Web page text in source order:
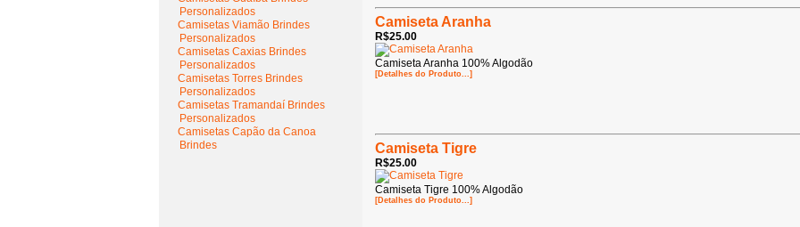
Personalizados
Camisetas Viamão Brindes
Personalizados
Camisetas Caxias Brindes
Personalizados
Camisetas Torres Brindes
Personalizados
Camisetas Tramandaí Brindes
Personalizados
Camisetas Capão da Canoa
Brindes
Camiseta Aranha
R$25.00
Camiseta Aranha 100% Algodão
[Detalhes do Produto...]
Camiseta Tigre
R$25.00
Camiseta Tigre 100% Algodão
[Detalhes do Produto...]